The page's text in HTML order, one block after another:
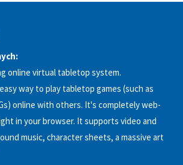
online virtual tabletop system.
way to play tabletop games (such as
online with others. It's completely web-
in your browser. It supports video and
music, character sheets, a massive art